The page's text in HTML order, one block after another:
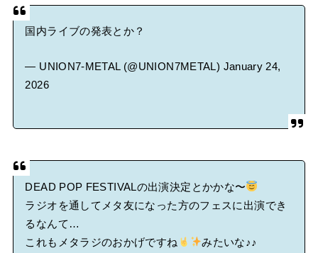
国内ライブの発表とか？
— UNION7-METAL (@UNION7METAL) January 24,
2026
DEAD POP FESTIVALの出演決定とかかな〜
ラジオを通してメタ友になった方のフェスに出演でき
るなんて…
これもメタラジのおかげですね
みたいな♪♪